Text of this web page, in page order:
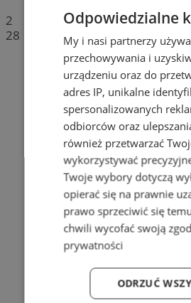
2
28
Odpowiedzialne
My i nasi partnerzy
przechowywania i
urządzeniu oraz do
adres IP, unikalne
spersonalizowanych
odbiorców oraz
również przetwarzać
wykorzystywać
Twoje wybory dotyczą
opierać się na prawnie
prawo sprzeciwić się
chwili wycofać swoją
prywatności
ODRZUĆ